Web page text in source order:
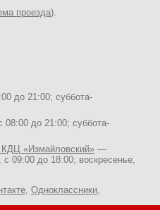
проезда).
до 21:00; суббота-
08:00 до 21:00; суббота-
КДЦ «Измайловский» —
09:00 до 18:00; воскресенье,
Одноклассники